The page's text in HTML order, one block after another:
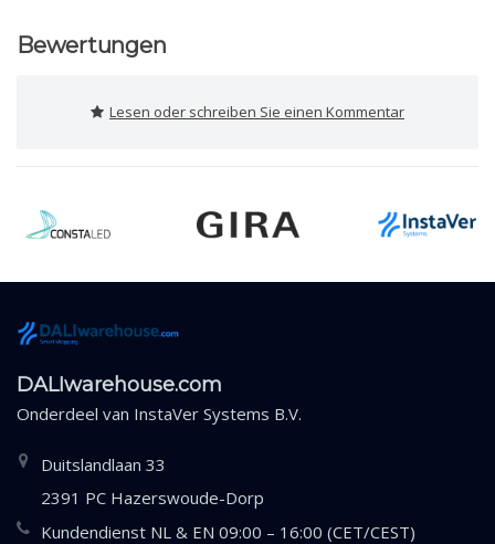
Bewertungen
Lesen oder schreiben Sie einen Kommentar
DALIwarehouse.com
Onderdeel van InstaVer Systems B.V.
Duitslandlaan 33
2391 PC Hazerswoude-Dorp
Kundendienst NL & EN 09:00 – 16:00 (CET/CEST)